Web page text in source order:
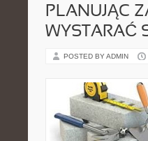
PLANUJĄC
WYSTARAĆ
POSTED BY ADMIN